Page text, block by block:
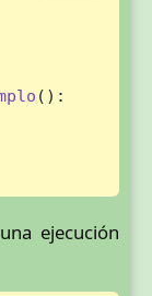
():
ejecución